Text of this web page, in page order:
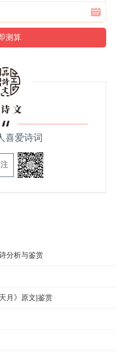
喜爱诗词
分析与鉴赏
月》原文|鉴赏